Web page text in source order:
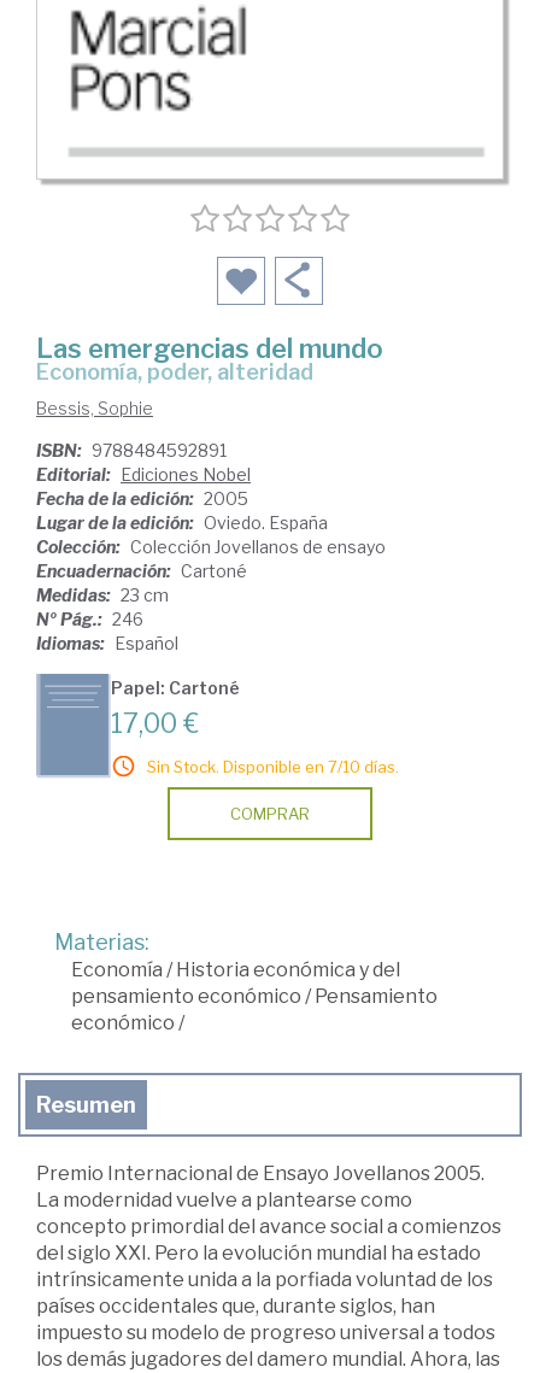
Las emergencias del mundo
economía, poder, alteridad
Bessis, Sophie
ISBN: 9788484592891
Editorial: Ediciones Nobel
Fecha de la edición: 2005
Lugar de la edición: Oviedo. España
Colección: Colección Jovellanos de ensayo
Encuadernación: Cartoné
Medidas: 23 cm
Nº Pág.: 246
Idiomas: Español
Papel: Cartoné
17,00 €
Sin Stock. Disponible en 7/10 días.
COMPRAR
Materias:
Economía /Historia económica y del
pensamiento económico /Pensamiento
económico /
Resumen
Premio Internacional de Ensayo Jovellanos 2005.
La modernidad vuelve a plantearse como
concepto primordial del avance social a comienzos
del siglo XXI. Pero la evolución mundial ha estado
intrínsicamente unida a la porfiada voluntad de los
países occidentales que, durante siglos, han
impuesto su modelo de progreso universal a todos
los demás jugadores del damero mundial. Ahora, las